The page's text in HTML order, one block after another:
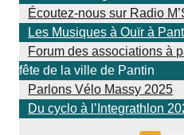
Écoutez-nous sur Radio
Les Musiques à Ouïr à
Forum des associations à
fête de la ville de Pantin
Parlons Vélo Massy 2025
Du cyclo à l’Integrathlon